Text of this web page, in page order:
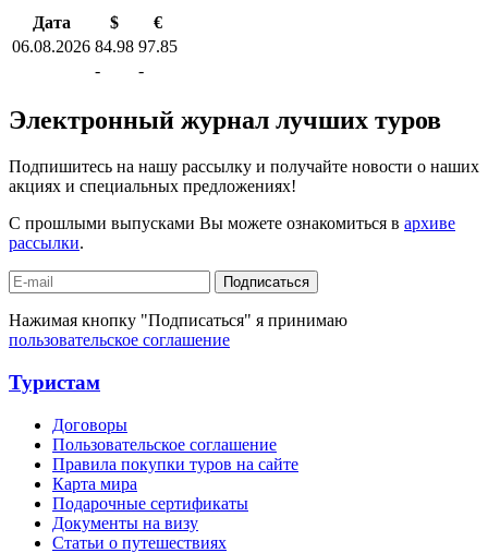
Дата $
€
06.08.2026 84.98 97.85
-
-
Электронный журнал лучших туров
Подпишитесь на нашу рассылку и получайте новости о наших
акциях и специальных предложениях!
С прошлыми выпусками Вы можете ознакомиться в архиве
рассылки.
Подписаться
Нажимая кнопку "Подписаться" я принимаю
пользовательское соглашение
Туристам
Договоры
Пользовательское соглашение
Правила покупки туров на сайте
Карта мира
Подарочные сертификаты
Документы на визу
Статьи о путешествиях